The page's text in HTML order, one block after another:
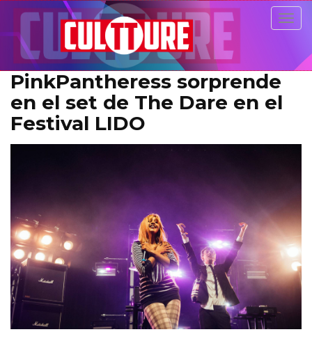
PinkPantheress sorprende
en el set de The Dare en el
Festival LIDO